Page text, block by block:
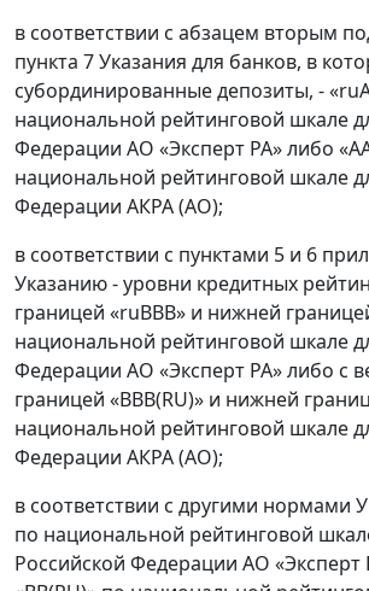
в соответствии с абзацем вторым
пункта 7 Указания для банков, в
субординированные депозиты, -
национальной рейтинговой шкале
Федерации АО «Эксперт РА» либо
национальной рейтинговой шкале
Федерации АКРА (АО);
в соответствии с пунктами 5 и 6
Указанию - уровни кредитных
границей «ruВВВ» и нижней
национальной рейтинговой шкале
Федерации АО «Эксперт РА» либо с
границей «ВВВ(RU)» и нижней
национальной рейтинговой шкале
Федерации АКРА (АО);
в соответствии с другими нормами
по национальной рейтинговой
Российской Федерации АО «Эксперт